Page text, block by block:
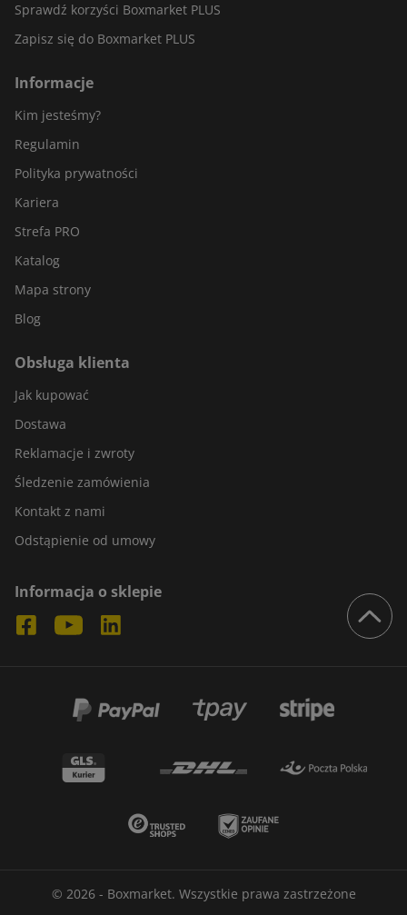
Sprawdź korzyści Boxmarket PLUS
Zapisz się do Boxmarket PLUS
Informacje
Kim jesteśmy?
Regulamin
Polityka prywatności
Kariera
Strefa PRO
Katalog
Mapa strony
Blog
Obsługa klienta
Jak kupować
Dostawa
Reklamacje i zwroty
Śledzenie zamówienia
Kontakt z nami
Odstąpienie od umowy
Informacja o sklepie
© 2026 - Boxmarket. Wszystkie prawa zastrzeżone